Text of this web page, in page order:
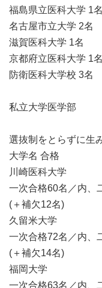
福島県立医科大学 1名
名古屋市立大学 2名
滋賀医科大学 1名
京都府立医科大学 1名
防衛医科大学校 3名
私立大学医学部
選抜制をとらずに生
大学名 合格
川崎医科大学
一次合格60名／内、
(＋補欠12名)
久留米大学
一次合格72名／内、
(＋補欠14名)
福岡大学
一次合格63名／内、